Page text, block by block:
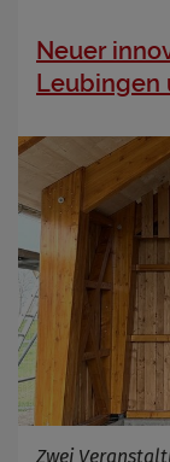
Neuer
Leubingen
Zwei